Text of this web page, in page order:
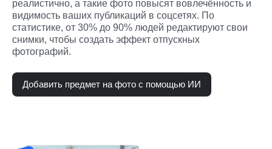
реалистично, а такие фото повысят вовлечённость и
видимость ваших публикаций в соцсетях. По
статистике, от 30% до 90% людей редактируют свои
снимки, чтобы создать эффект отпускных
фотографий.
Добавить предмет на фото с помощью ИИ